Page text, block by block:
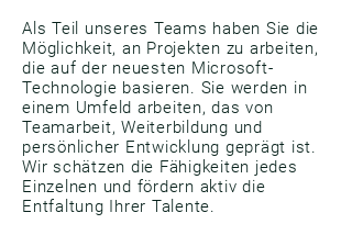
Als Teil unseres Teams haben Sie die
Möglichkeit, an Projekten zu arbeiten,
die auf der neuesten Microsoft-
Technologie basieren. Sie werden in
einem Umfeld arbeiten, das von
Teamarbeit, Weiterbildung und
persönlicher Entwicklung geprägt ist.
Wir schätzen die Fähigkeiten jedes
Einzelnen und fördern aktiv die
Entfaltung Ihrer Talente.